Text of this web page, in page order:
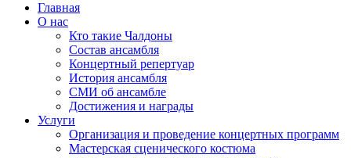
Главная
О нас
Кто такие Чалдоны
Состав ансамбля
Концертный репертуар
История ансамбля
СМИ об ансамбле
Достижения и награды
Услуги
Организация и проведение концертных программ
Мастерская сценического костюма